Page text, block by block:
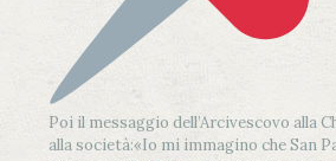
Poi il messaggio dell’Arcivescovo alla
alla società:«Io mi immagino che San